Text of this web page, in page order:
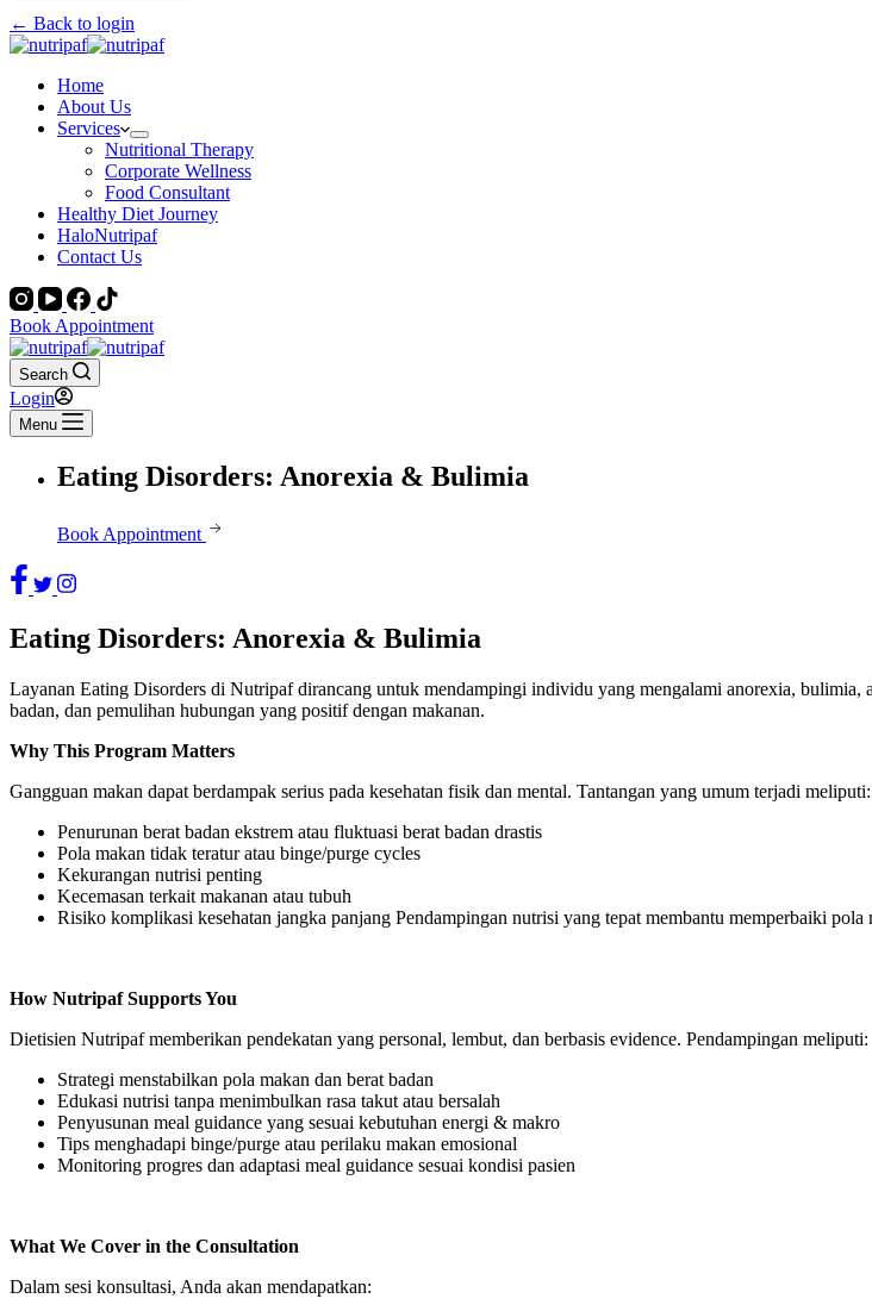
← Back to login
Home
About Us
Services
Nutritional Therapy
Corporate Wellness
Food Consultant
Healthy Diet Journey
HaloNutripaf
Contact Us
Book Appointment
Search
Login
Menu
Eating Disorders: Anorexia & Bulimia
Book Appointment
Eating Disorders: Anorexia & Bulimia
Layanan Eating Disorders di Nutripaf dirancang untuk mendampingi individu yang mengalami anorexia, bulimia,
badan, dan pemulihan hubungan yang positif dengan makanan.
Why This Program Matters
Gangguan makan dapat berdampak serius pada kesehatan fisik dan mental. Tantangan yang umum terjadi meliputi:
Penurunan berat badan ekstrem atau fluktuasi berat badan drastis
Pola makan tidak teratur atau binge/purge cycles
Kekurangan nutrisi penting
Kecemasan terkait makanan atau tubuh
Risiko komplikasi kesehatan jangka panjang Pendampingan nutrisi yang tepat membantu memperbaiki
How Nutripaf Supports You
Dietisien Nutripaf memberikan pendekatan yang personal, lembut, dan berbasis evidence. Pendampingan meliputi:
Strategi menstabilkan pola makan dan berat badan
Edukasi nutrisi tanpa menimbulkan rasa takut atau bersalah
Penyusunan meal guidance yang sesuai kebutuhan energi & makro
Tips menghadapi binge/purge atau perilaku makan emosional
Monitoring progres dan adaptasi meal guidance sesuai kondisi pasien
What We Cover in the Consultation
Dalam sesi konsultasi, Anda akan mendapatkan: